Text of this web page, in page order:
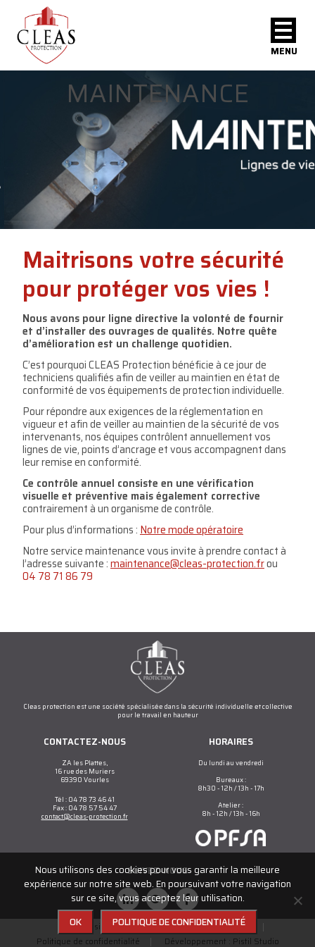
MENU
MAINTENANCE
Maitrisons votre sécurité
pour protéger vos vies !
Nous avons pour ligne directive la volonté de fournir
et d’installer des ouvrages de qualités. Notre quête
d’amélioration est un challenge quotidien.
C’est pourquoi CLEAS Protection bénéficie à ce jour de
techniciens qualifiés afin de veiller au maintien en état de
conformité de vos équipements de protection individuelle.
Pour répondre aux exigences de la réglementation en
vigueur et afin de veiller au maintien de la sécurité de vos
intervenants, nos équipes contrôlent annuellement vos
lignes de vie, points d’ancrage et vous accompagnent dans
leur remise en conformité.
Ce contrôle annuel consiste en une vérification
visuelle et préventive mais également corrective
contrairement à un organisme de contrôle.
Pour plus d’informations : Notre mode opératoire
Notre service maintenance vous invite à prendre contact à
l’adresse suivante :maintenance@cleas-protection.frou
04 78 71 86 79
Cleas protection est une société spécialisée dans la sécurité individuelle et collective
pour le travail en hauteur
CONTACTEZ-NOUS
ZA les Plattes,
16 rue des Muriers
69390 Vourles
Tél : 04 78 73 46 41
Fax : 04 78 57 54 47
contact@cleas-protection.fr
HORAIRES
Du lundi au vendredi
Bureaux :
8h30 - 12h / 13h - 17h
Atelier :
8h - 12h / 13h - 16h
SUIVEZ-NOUS
Plan du site Contact
Mentions légales
Politique de confidentialité
Développement : Pistil Studio
Nous utilisons des cookies pour vous garantir la meilleure
expérience sur notre site web. En poursuivant votre navigation
sur ce site, vous acceptez leur utilisation.
OK
POLITIQUE DE CONFIDENTIALITÉ